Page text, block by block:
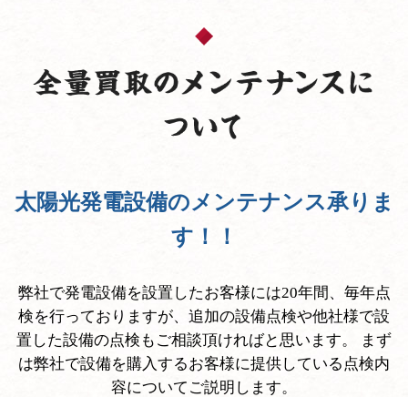
太陽光発電設備のメンテナンス承りま
す！！
弊社で発電設備を設置したお客様には20年間、毎年点
検を行っておりますが、追加の設備点検や他社様で設
置した設備の点検もご相談頂ければと思います。 まず
は弊社で設備を購入するお客様に提供している点検内
容についてご説明します。